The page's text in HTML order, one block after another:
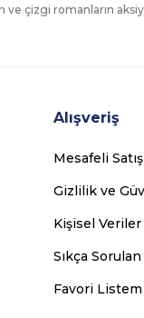
ve çizgi romanların
Alışveriş
Mesafeli
Gizlilik ve
Kişisel
Sıkça
Favori Listem